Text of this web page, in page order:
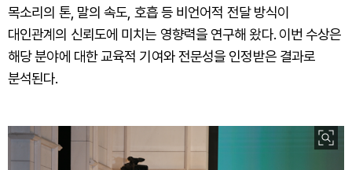
목소리의 톤, 말의 속도, 호흡 등 비언어적 전달 방식이
대인관계의 신뢰도에 미치는 영향력을 연구해 왔다. 이번 수상은
해당 분야에 대한 교육적 기여와 전문성을 인정받은 결과로
분석된다.